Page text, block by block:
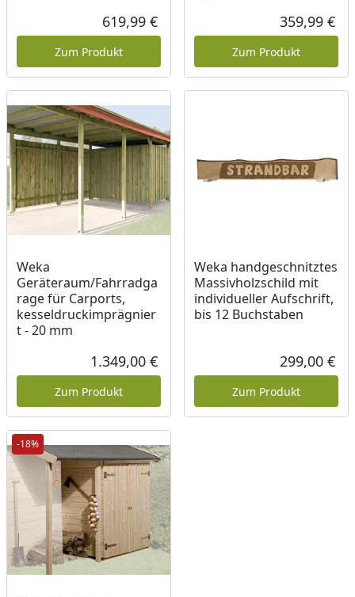
Aktueller Preis
619,99 €
Zum Produkt
359,99 €
Zum Produkt
Weka
Geräteraum/Fahrradga
rage für Carports,
kesseldruckimprägnier
t - 20 mm
Aktueller Preis
1.349,00 €
Zum Produkt
Weka handgeschnitztes
Massivholzschild mit
individueller Aufschrift,
bis 12 Buchstaben
299,00 €
Zum Produkt
-18%